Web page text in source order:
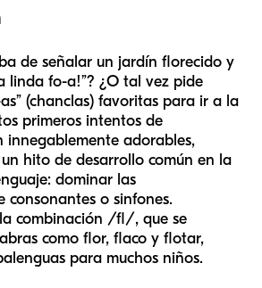
de señalar un jardín florecido y
linda fo-a!”? ¿O tal vez pide
as” (chanclas) favoritas para ir a la
primeros intentos de
innegablemente adorables,
hito de desarrollo común en la
dominar las
consonantes o sinfones.
la combinación /fl/, que se
como flor, flaco y flotar,
para muchos niños.